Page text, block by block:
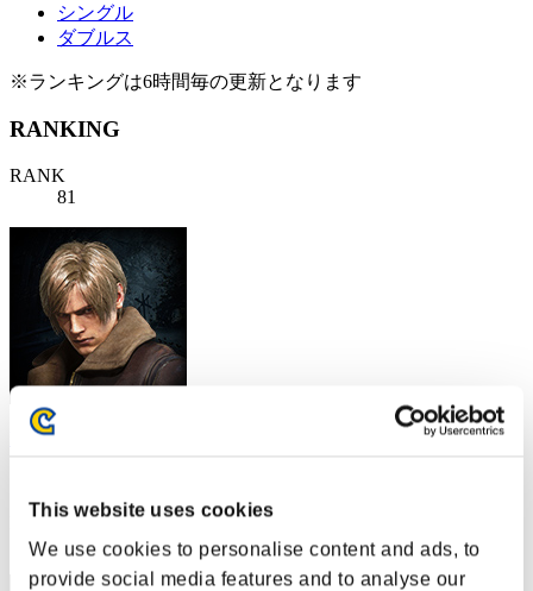
This website uses cookies
We use cookies to personalise content and ads, to
provide social media features and to analyse our
シングル
ダブルス
※ランキングは6時間毎の更新となります
RANKING
RANK
81
Komisewkul
RANK
81